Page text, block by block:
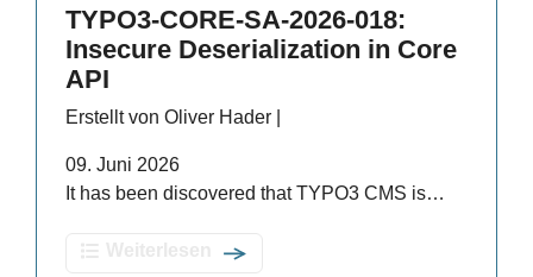
TYPO3-CORE-SA-2026-018:
Insecure Deserialization in Core
API
Erstellt von Oliver Hader |
09. Juni 2026
It has been discovered that TYPO3 CMS is…